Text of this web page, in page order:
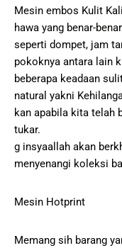
Mesin embos Kulit
hawa yang benar-
seperti dompet, jam
pokoknya antara lain
beberapa keadaan
natural yakni
kan apabila kita telah
tukar.
g insyaallah akan
menyenangi koleksi
Mesin Hotprint
Memang sih barang